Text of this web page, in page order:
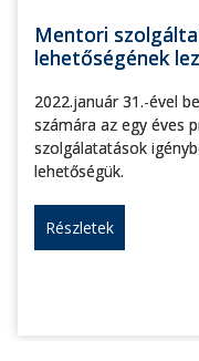
Mentori
lehetőségének
2022.január 31.-ével
számára az egy éves
szolgálatatások
lehetőségük.
Részletek